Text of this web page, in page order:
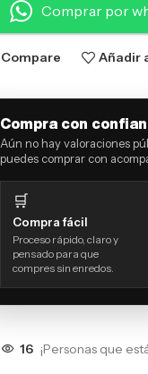
Comprar por
Compare Añadir
Compra con
Aún no hay valoraciones
puedes comprar con
🛒
Compra fácil
Proceso rápido, claro y
pensado para que
compres sin enredos.
16 ¡Personas que